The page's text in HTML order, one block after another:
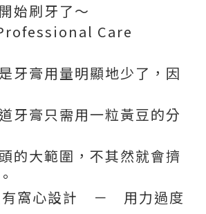
始刷牙了～
Care
牙膏用量明顯地少了，因
牙膏只需用一粒黃豆的分
的大範圍，不其然就會擠
有窩心設計 － 用力過度